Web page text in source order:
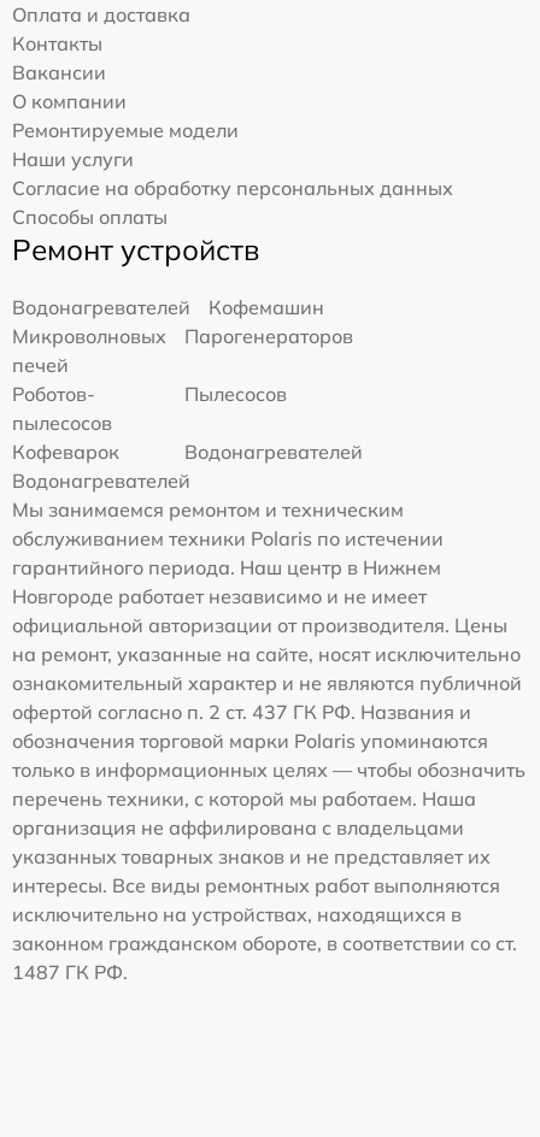
Оплата и доставка
Контакты
Вакансии
О компании
Ремонтируемые модели
Наши услуги
Согласие на обработку персональных данных
Способы оплаты
Ремонт устройств
Водонагревателей
Кофемашин
Микроволновых
печей
Парогенераторов
Роботов-
пылесосов
Пылесосов
Кофеварок
Водонагревателей
Водонагревателей
Мы занимаемся ремонтом и техническим
обслуживанием техники Polaris по истечении
гарантийного периода. Наш центр в Нижнем
Новгороде работает независимо и не имеет
официальной авторизации от производителя. Цены
на ремонт, указанные на сайте, носят исключительно
ознакомительный характер и не являются публичной
офертой согласно п. 2 ст. 437 ГК РФ. Названия и
обозначения торговой марки Polaris упоминаются
только в информационных целях — чтобы обозначить
перечень техники, с которой мы работаем. Наша
организация не аффилирована с владельцами
указанных товарных знаков и не представляет их
интересы. Все виды ремонтных работ выполняются
исключительно на устройствах, находящихся в
законном гражданском обороте, в соответствии со ст.
1487 ГК РФ.